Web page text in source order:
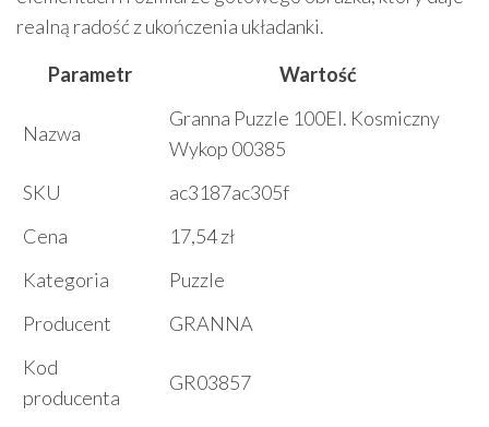
realną radość z ukończenia układanki.
Parametr
Wartość
Nazwa
Granna Puzzle 100El. Kosmiczny
Wykop 00385
SKU
ac3187ac305f
Cena
17,54 zł
Kategoria
Puzzle
Producent
GRANNA
Kod
producenta
GR03857